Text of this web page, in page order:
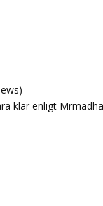
klar enligt